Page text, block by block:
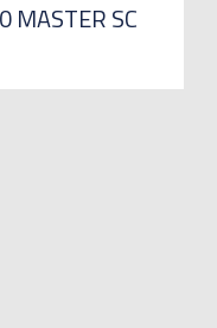
MASTER SC